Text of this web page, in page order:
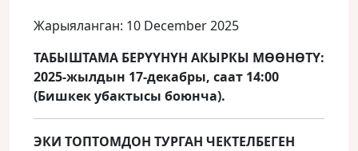
Жарыяланган: 10 December 2025
ТАБЫШТАМА БЕРҮҮНҮН АКЫРКЫ МӨӨНӨТҮ:
2025-жылдын 17-декабры, саат 14:00
(Бишкек убактысы боюнча).
ЭКИ ТОПТОМДОН ТУРГАН ЧЕКТЕЛБЕГЕН